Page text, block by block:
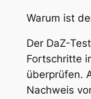
Warum ist
Der DaZ-
Fortschritte
überprüfen.
Nachweis